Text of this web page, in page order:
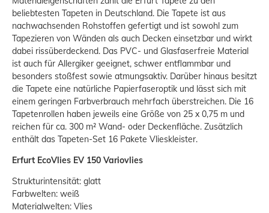
beliebtesten Tapeten in Deutschland. Die Tapete ist aus
nachwachsenden Rohstoffen gefertigt und ist sowohl zum
Tapezieren von Wänden als auch Decken einsetzbar und wirkt
dabei rissüberdeckend. Das PVC- und Glasfaserfreie Material
ist auch für Allergiker geeignet, schwer entflammbar und
besonders stoßfest sowie atmungsaktiv. Darüber hinaus besitzt
die Tapete eine natürliche Papierfaseroptik und lässt sich mit
einem geringen Farbverbrauch mehrfach überstreichen. Die 16
Tapetenrollen haben jeweils eine Größe von 25 x 0,75 m und
reichen für ca. 300 m² Wand- oder Deckenfläche. Zusätzlich
enthält das Tapeten-Set 16 Pakete Vlieskleister.
Erfurt EcoVlies EV 150 Variovlies
Strukturintensität: glatt
Farbwelten: weiß
Materialwelten: Vlies